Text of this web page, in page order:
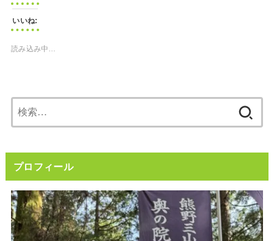
いいね:
読み込み中…
索:
プロフィール